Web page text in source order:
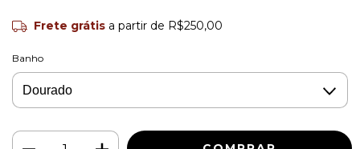
Frete grátis a partir de R$250,00
Banho